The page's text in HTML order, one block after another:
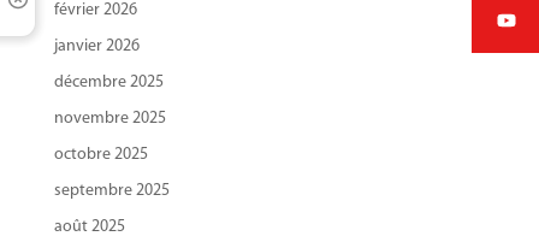
février 2026
janvier 2026
décembre 2025
novembre 2025
octobre 2025
septembre 2025
août 2025